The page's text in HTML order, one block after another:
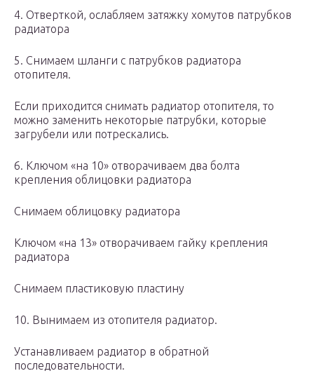
4. Отверткой, ослабляем затяжку хомутов патрубков
радиатора
5. Снимаем шланги с патрубков радиатора
отопителя.
Если приходится снимать радиатор отопителя, то
можно заменить некоторые патрубки, которые
загрубели или потрескались.
6. Ключом «на 10» отворачиваем два болта
крепления облицовки радиатора
Снимаем облицовку радиатора
Ключом «на 13» отворачиваем гайку крепления
радиатора
Снимаем пластиковую пластину
10. Вынимаем из отопителя радиатор.
Устанавливаем радиатор в обратной
последовательности.